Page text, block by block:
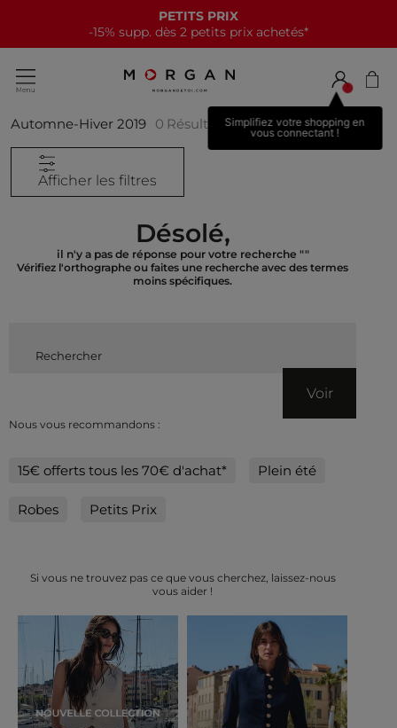
PETITS PRIX
-15% supp. dès 2 petits prix achetés*
Simplifiez votre shopping en
vous connectant !
Automne-Hiver 2019 0 Résultats
Afficher les filtres
Désolé,
il n'y a pas de réponse pour votre recherche ""
Vérifiez l'orthographe ou faites une recherche avec des termes
moins spécifiques.
Voir
Nous vous recommandons :
15€ offerts tous les 70€ d'achat* Plein été
Robes Petits Prix
Si vous ne trouvez pas ce que vous cherchez, laissez-nous
vous aider !